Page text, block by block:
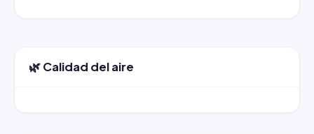
🌿 Calidad del aire